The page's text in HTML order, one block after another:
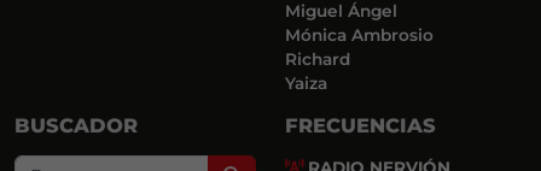
Miguel Ángel
Mónica Ambrosio
Richard
Yaiza
BUSCADOR FRECUENCIAS